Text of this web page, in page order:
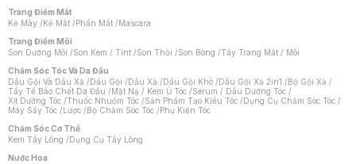
Trang Điểm Mắt
Kẻ Mày /Kẻ Mắt /Phấn Mắt /Mascara
Trang Điểm Môi
Son Dưỡng Môi /Son Kem / Tint /Son Thỏi /Son Bóng /Tẩy Trang Mắt / Môi
Chăm Sóc Tóc Và Da Đầu
Dầu Gội Và Dầu Xả /Dầu Gội /Dầu Xả /Dầu Gội Khô /Dầu Gội Xả 2in1 /Bộ Gội Xả /
Tẩy Tế Bào Chết Da Đầu /Mặt Nạ / Kem Ủ Tóc /Serum / Dầu Dưỡng Tóc /
Xịt Dưỡng Tóc /Thuốc Nhuộm Tóc /Sản Phẩm Tạo Kiểu Tóc /Dụng Cụ Chăm Sóc Tóc /
Máy Sấy Tóc /Lược /Bộ Chăm Sóc Tóc /Phụ Kiện Tóc
Chăm Sóc Cơ Thể
Kem Tẩy Lông /Dụng Cụ Tẩy Lông
Nước Hoa